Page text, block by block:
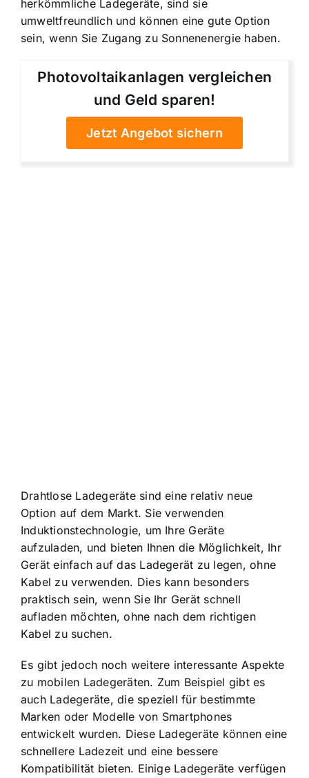
herkömmliche Ladegeräte, sind sie
umweltfreundlich und können eine gute Option
sein, wenn Sie Zugang zu Sonnenenergie haben.
Photovoltaikanlagen vergleichen
und Geld sparen!
Jetzt Angebot sichern
Drahtlose Ladegeräte sind eine relativ neue
Option auf dem Markt. Sie verwenden
Induktionstechnologie, um Ihre Geräte
aufzuladen, und bieten Ihnen die Möglichkeit, Ihr
Gerät einfach auf das Ladegerät zu legen, ohne
Kabel zu verwenden. Dies kann besonders
praktisch sein, wenn Sie Ihr Gerät schnell
aufladen möchten, ohne nach dem richtigen
Kabel zu suchen.
Es gibt jedoch noch weitere interessante Aspekte
zu mobilen Ladegeräten. Zum Beispiel gibt es
auch Ladegeräte, die speziell für bestimmte
Marken oder Modelle von Smartphones
entwickelt wurden. Diese Ladegeräte können eine
schnellere Ladezeit und eine bessere
Kompatibilität bieten. Einige Ladegeräte verfügen